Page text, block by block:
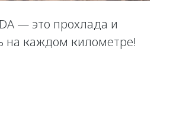
— это прохлада и
на каждом километре!